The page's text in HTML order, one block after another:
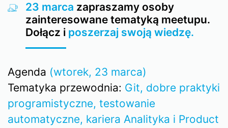
23 marca zapraszamy osoby
zainteresowane tematyką meetupu.
Dołącz i poszerzaj swoją wiedzę.
Agenda (wtorek, 23 marca)
Tematyka przewodnia: Git, dobre praktyki
programistyczne, testowanie
automatyczne, kariera Analityka i Product